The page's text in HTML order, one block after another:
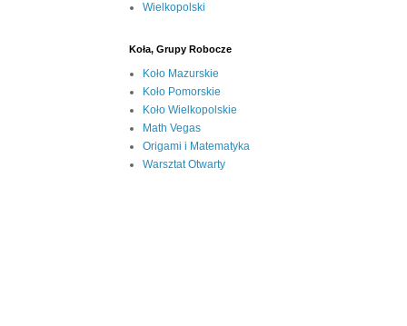
Wielkopolski
Koła, Grupy Robocze
Koło Mazurskie
Koło Pomorskie
Koło Wielkopolskie
Math Vegas
Origami i Matematyka
Warsztat Otwarty